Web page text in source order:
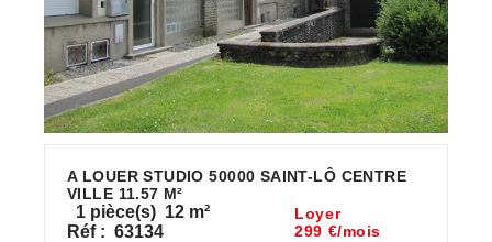
A LOUER STUDIO 50000 SAINT-LÔ CENTRE
VILLE 11.57 M²
1 pièce(s) 12 m²
Réf : 63134
Loyer
299 €/mois